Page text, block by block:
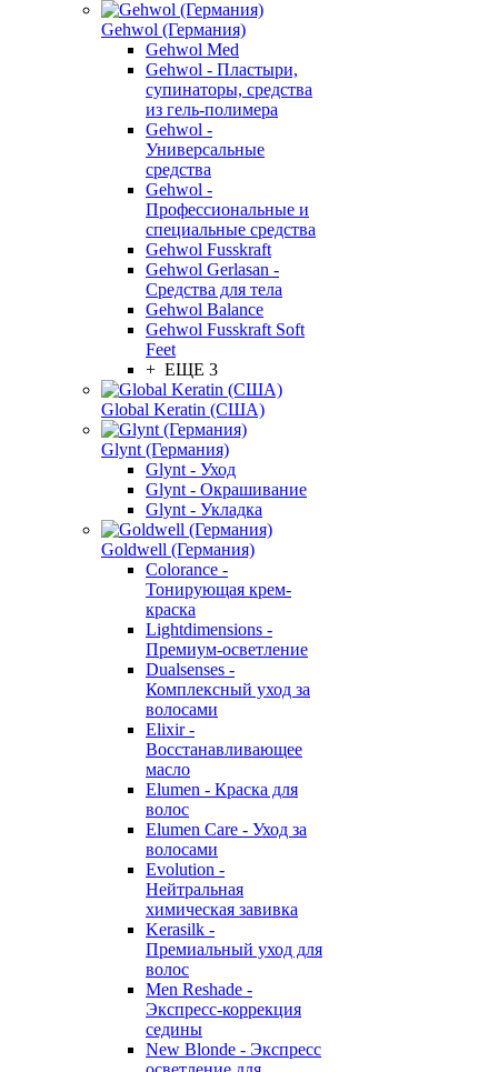
Gehwol (Германия)
Gehwol Med
Gehwol - Пластыри,
супинаторы, средства
из гель-полимера
Gehwol -
Универсальные
средства
Gehwol -
Профессиональные и
специальные средства
Gehwol Fusskraft
Gehwol Gerlasan -
Средства для тела
Gehwol Balance
Gehwol Fusskraft Soft
Feet
+ ЕЩЕ 3
Global Keratin (США)
Glynt (Германия)
Glynt - Уход
Glynt - Окрашивание
Glynt - Укладка
Goldwell (Германия)
Colorance -
Тонирующая крем-
краска
Lightdimensions -
Премиум-осветление
Dualsenses -
Комплексный уход за
волосами
Elixir -
Восстанавливающее
масло
Elumen - Краска для
волос
Elumen Care - Уход за
волосами
Evolution -
Нейтральная
химическая завивка
Kerasilk -
Премиальный уход для
волос
Men Reshade -
Экспресс-коррекция
седины
New Blonde - Экспресс